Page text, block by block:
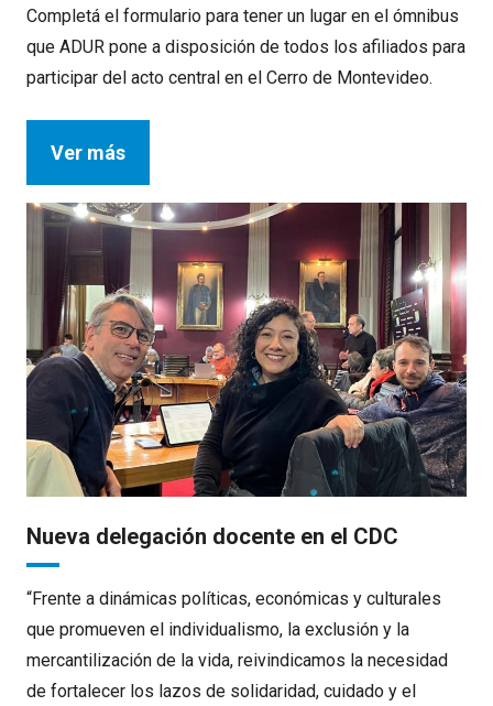
Completá el formulario para tener un lugar en el ómnibus
que ADUR pone a disposición de todos los afiliados para
participar del acto central en el Cerro de Montevideo.
Ver más
Nueva delegación docente en el CDC
“Frente a dinámicas políticas, económicas y culturales
que promueven el individualismo, la exclusión y la
mercantilización de la vida, reivindicamos la necesidad
de fortalecer los lazos de solidaridad, cuidado y el